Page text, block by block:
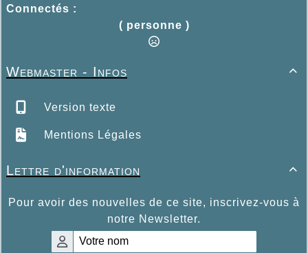
Connectés :
( personne )

Webmaster - Infos
Version texte
Mentions Légales

Lettre d'information
Pour avoir des nouvelles de ce site, inscrivez-vous à
notre Newsletter.